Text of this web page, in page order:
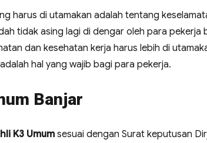
harus di utamakan adalah tentang
tidak asing lagi di dengar oleh para pekerja
dan kesehatan kerja harus lebih di
hal yang wajib bagi para pekerja.
Banjar
K3 Umum sesuai dengan Surat keputusan